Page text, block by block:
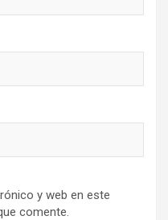
y web en este
comente.